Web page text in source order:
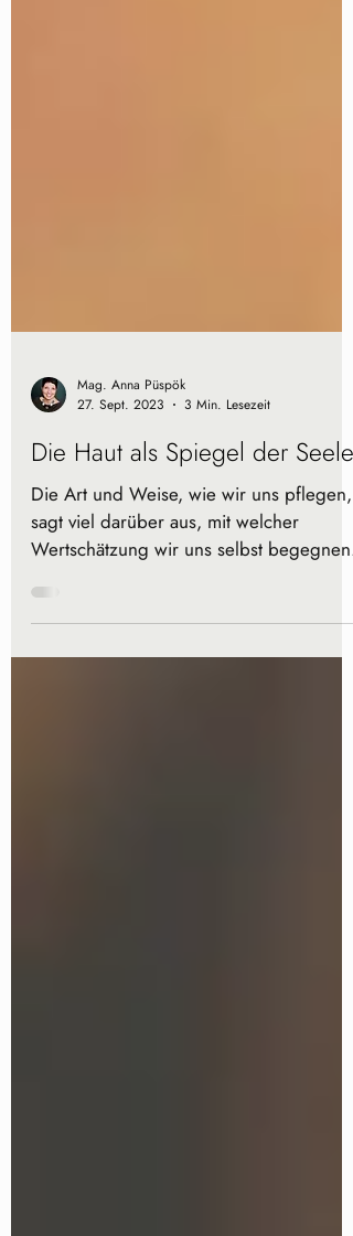
Mag. Anna Püspök
27. Sept. 2023
3 Min. Lesezeit
Die Haut als Spiegel der Seele
sagt viel darüber aus, mit welcher
Wertschätzung wir uns selbst begegnen.